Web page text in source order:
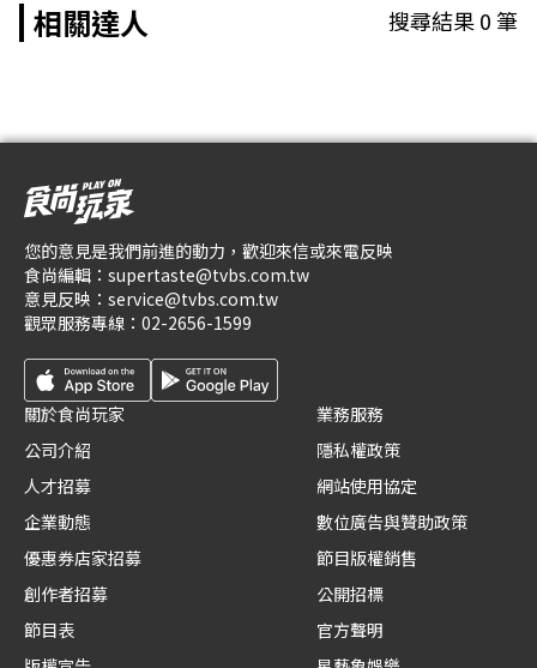
相關達人 搜尋結果0筆
您的意見是我們前進的動力，歡迎來信或來電反映
食尚編輯： supertaste@tvbs.com.tw
意見反映： service@tvbs.com.tw
觀眾服務專線： 02-2656-1599
關於食尚玩家
公司介紹
人才招募
企業動態
優惠券店家招募
創作者招募
節目表
業務服務
隱私權政策
網站使用協定
數位廣告與贊助政策
節目版權銷售
公開招標
官方聲明